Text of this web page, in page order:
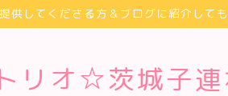
供してくださる方＆ブログに紹介して
リオ☆茨城子